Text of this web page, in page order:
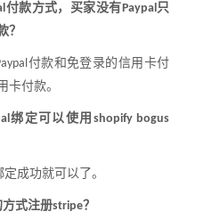
付款方式，买家没有Paypal只
？
付款和免登录的信用卡付
卡付款。
绑定可以使用 shopify bogus
成功就可以了。
式注册stripe？